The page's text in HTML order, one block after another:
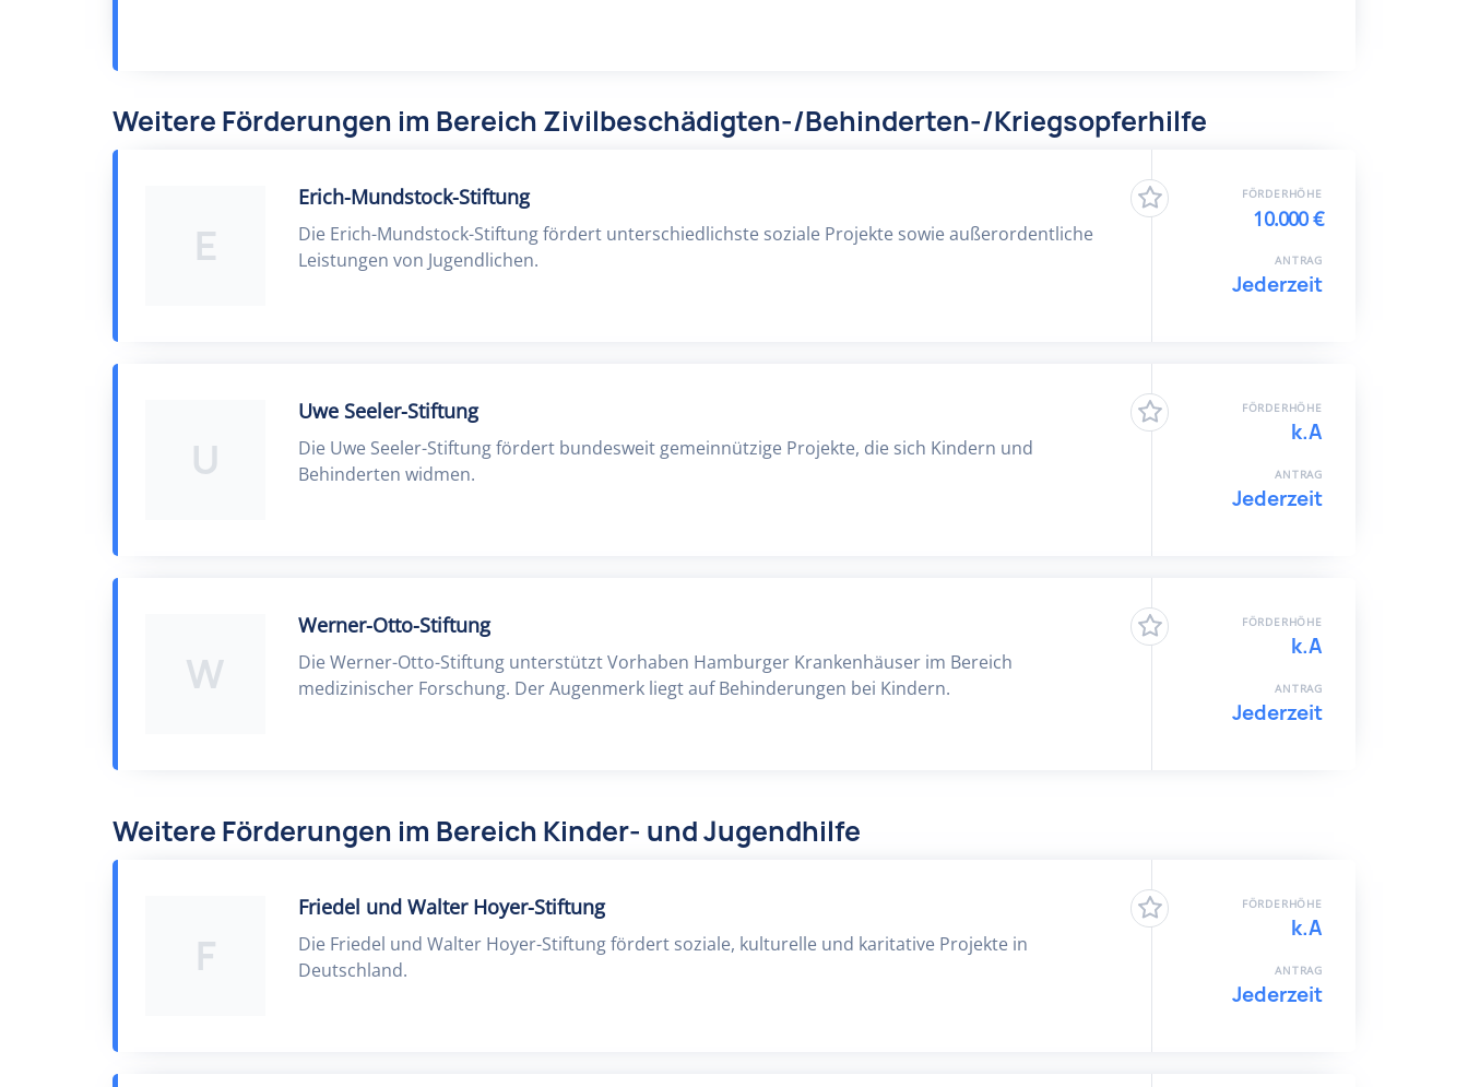
Weitere Förderungen im Bereich Zivilbeschädigten-/Behinderten-/Kriegsopferhilfe
E
Erich-Mundstock-Stiftung
Die Erich-Mundstock-Stiftung fördert unterschiedlichste soziale Projekte sowie außerordentliche
Leistungen von Jugendlichen.
FÖRDERHÖHE
10.000 €
ANTRAG
Jederzeit
U
Uwe Seeler-Stiftung
Die Uwe Seeler-Stiftung fördert bundesweit gemeinnützige Projekte, die sich Kindern und
Behinderten widmen.
FÖRDERHÖHE
k.A
ANTRAG
Jederzeit
W
Werner-Otto-Stiftung
Die Werner-Otto-Stiftung unterstützt Vorhaben Hamburger Krankenhäuser im Bereich
medizinischer Forschung. Der Augenmerk liegt auf Behinderungen bei Kindern.
FÖRDERHÖHE
k.A
ANTRAG
Jederzeit
Weitere Förderungen im Bereich Kinder- und Jugendhilfe
F
Friedel und Walter Hoyer-Stiftung
Die Friedel und Walter Hoyer-Stiftung fördert soziale, kulturelle und karitative Projekte in
Deutschland.
FÖRDERHÖHE
k.A
ANTRAG
Jederzeit